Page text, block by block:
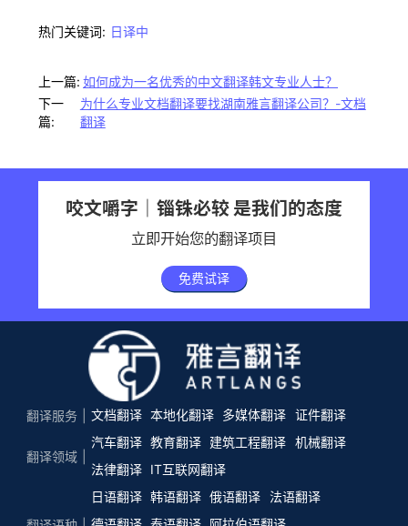
热门关键词: 日译中
上一篇: 如何成为一名优秀的中文翻译韩文专业人士？
下一
篇:
为什么专业文档翻译要找湖南雅言翻译公司？-文档
翻译
咬文嚼字｜锱铢必较 是我们的态度
立即开始您的翻译项目
免费试译
翻译服务 文档翻译 本地化翻译 多媒体翻译 证件翻译
翻译领域
汽车翻译 教育翻译 建筑工程翻译 机械翻译
法律翻译
IT互联网翻译
日语翻译 韩语翻译 俄语翻译
法语翻译